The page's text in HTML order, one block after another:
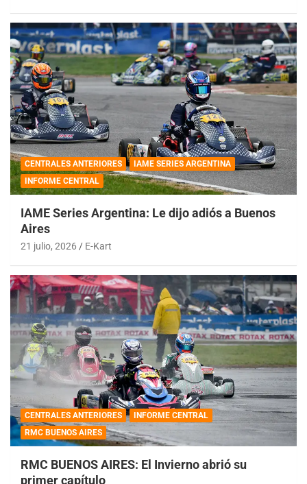
CENTRALES ANTERIORES
IAME SERIES ARGENTINA
INFORME CENTRAL
IAME Series Argentina: Le dijo adiós a Buenos
Aires
21 julio, 2026 E-Kart
CENTRALES ANTERIORES
INFORME CENTRAL
RMC BUENOS AIRES
RMC BUENOS AIRES: El Invierno abrió su
primer capítulo